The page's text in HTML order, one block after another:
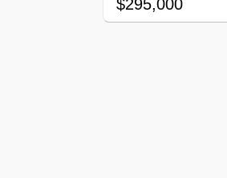
$295,000